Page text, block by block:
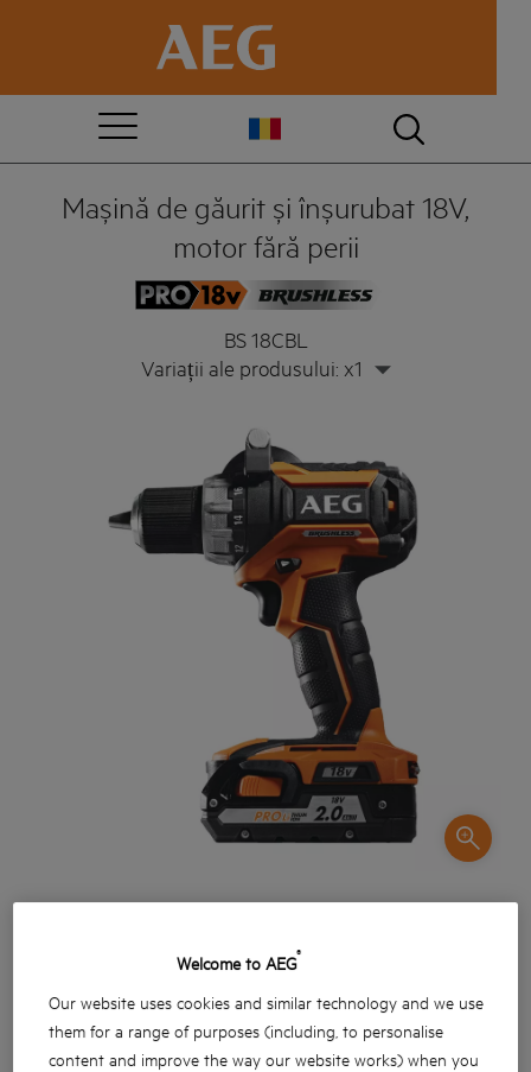
Mașină de găurit și înșurubat 18V,
motor fără perii
BS 18CBL
Variații ale produsului: x1
Noua mașină de găurit și înșurubat fără perii de la AEG
Welcome to AEG®
Our website uses cookies and similar technology and we use
them for a range of purposes (including, to personalise
content and improve the way our website works) when you